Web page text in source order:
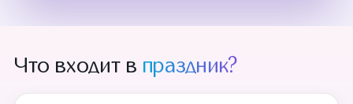
Что входит в праздник?